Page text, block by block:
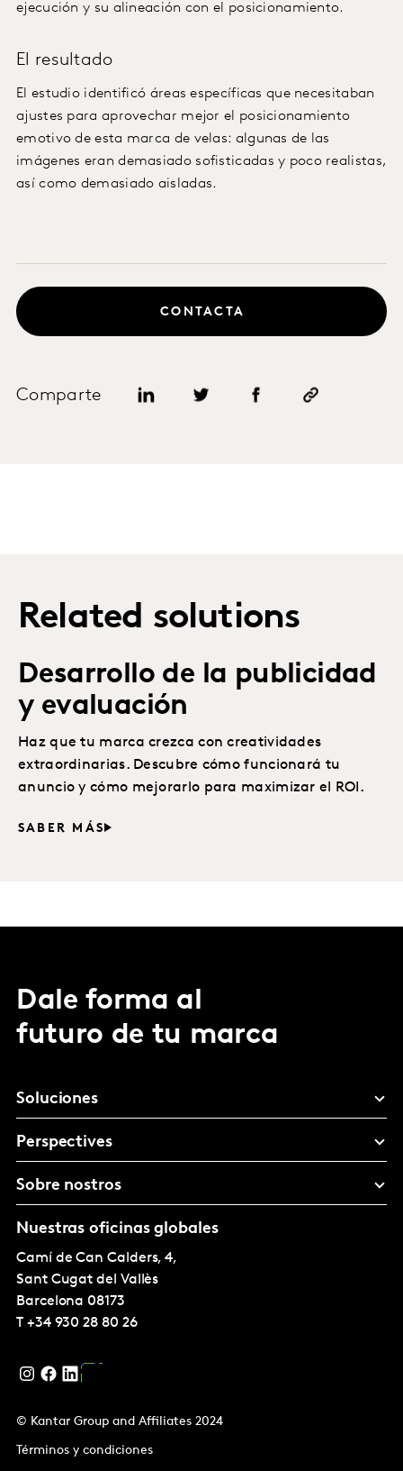
ejecución y su alineación con el posicionamiento.
El resultado
El estudio identificó áreas específicas que necesitaban
ajustes para aprovechar mejor el posicionamiento
emotivo de esta marca de velas: algunas de las
imágenes eran demasiado sofisticadas y poco realistas,
así como demasiado aisladas.
Comparte
CONTACTA
Related solutions
Desarrollo de la publicidad
y evaluación
Haz que tu marca crezca con creatividades
extraordinarias. Descubre cómo funcionará tu
anuncio y cómo mejorarlo para maximizar el ROI.
SABER MÁS
Dale forma al
futuro de tu marca
Soluciones
Perspectives
Sobre nostros
Nuestras oficinas globales
Camí de Can Calders, 4,
Sant Cugat del Vallès
Barcelona 08173
T +34 930 28 80 26
© Kantar Group and Affiliates 2024
Términos y condiciones